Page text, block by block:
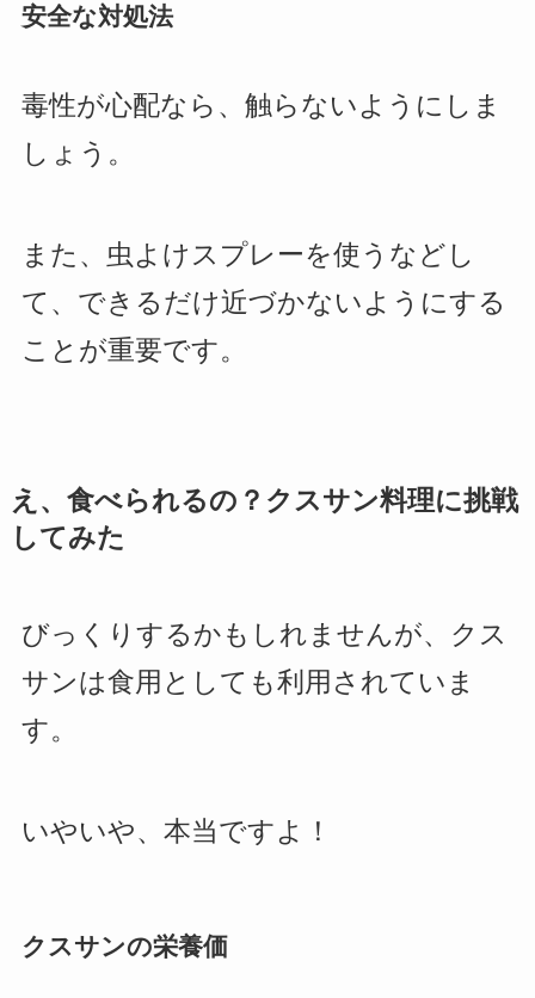
安全な対処法
毒性が心配なら、触らないようにしま
しょう。
また、虫よけスプレーを使うなどし
て、できるだけ近づかないようにする
ことが重要です。
え、食べられるの？クスサン料理に挑戦
してみた
びっくりするかもしれませんが、クス
サンは食用としても利用されていま
す。
いやいや、本当ですよ！
クスサンの栄養価